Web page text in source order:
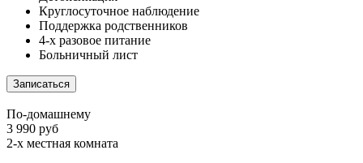
Круглосуточное наблюдение
Поддержка родственников
4-х разовое питание
Больничный лист
Записаться
По-домашнему
3 990 руб
2-х местная комната